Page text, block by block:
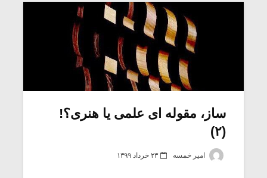
ساز، مقوله ای علمی یا هنری؟!
(۲)
امیر خمسه ۲۳ خرداد ۱۳۹۹